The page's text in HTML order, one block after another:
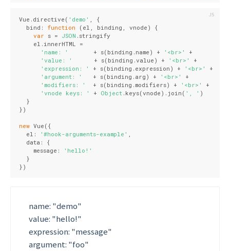
Vue.directive( 'demo'
, {
bind : function ( el, binding, vnode ) {
var s = JSON .stringify
    el.innerHTML =
'name: '
       + s(binding.name) +
'<br>'
+
'value: '
      + s(binding.value) +
'<br>'
+
'expression: '
+ s(binding.expression) + '<br>'
+
'argument: '
   + s(binding.arg) +
'<br>'
+
'modifiers: '
  + s(binding.modifiers) +
'<br>'
+
'vnode keys: '
+ Object .keys(vnode).join( ', ' )
  }
})
new Vue({
el : '#hook-arguments-example'
data : {
message :
'hello!'
  }
})
name: "demo"
value: "hello!"
expression: "message"
argument: "foo"